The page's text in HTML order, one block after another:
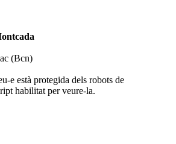
(Bcn)
e està protegida dels robots de
habilitat per veure-la.